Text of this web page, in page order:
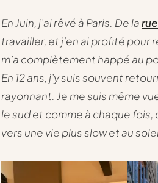
En Juin, j’ai rêvé à Paris. De la
travailler, et j’en ai profité pour
m’a complètement happé au
En 12 ans, j’y suis souvent
rayonnant. Je me suis même
le sud et comme à chaque
vers une vie plus slow et au